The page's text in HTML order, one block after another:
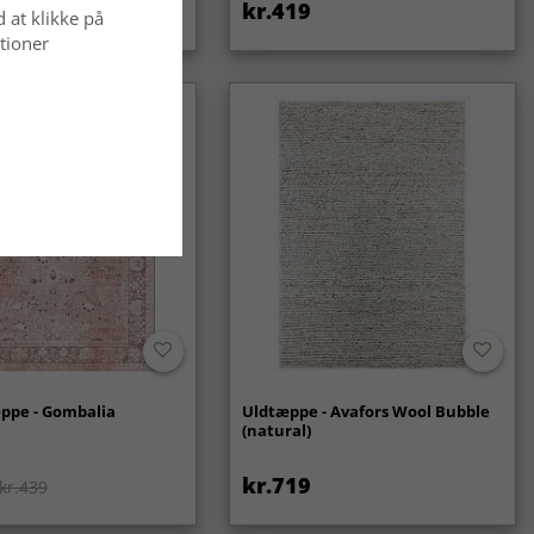
kr.419
- Gombalia
kr.439
Uldtæppe - Avafors Wool Bubble
(natural)
kr.719
at klikke på